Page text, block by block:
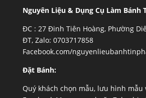
Nguyên Liệu & Dụng Cụ Làm Bánh
ĐC : 27 Đinh Tiên Hoàng, Phường
ĐT, Zalo: 0703717858
Facebook.com/
Đặt Bánh:
Quý khách chọn mẫu, lưu hình mẫu